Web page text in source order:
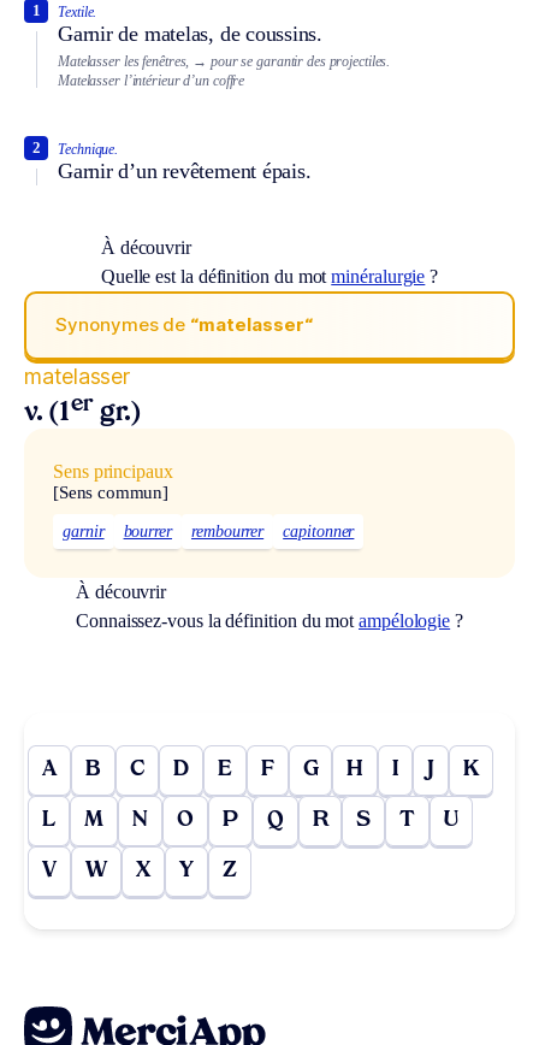
Textile.
Garnir de matelas, de coussins.
1
Matelasser les fenêtres, → pour se garantir des projectiles.
Matelasser l’intérieur d’un coffre
Technique.
Garnir d’un revêtement épais.
2
À découvrir
Quelle est la définition du motminéralurgie ?
Synonymes de “matelasser“
matelasser
v. (1er gr.)
Sens principaux
[Sens commun]
garnir bourrer rembourrer capitonner
À découvrir
Connaissez-vous la définition du motampélologie ?
A B C D E F G H I J K
L M N O P Q R S T U
V W X Y Z